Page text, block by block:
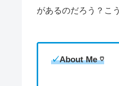
があるのだろう？こ
✓About Me ♡